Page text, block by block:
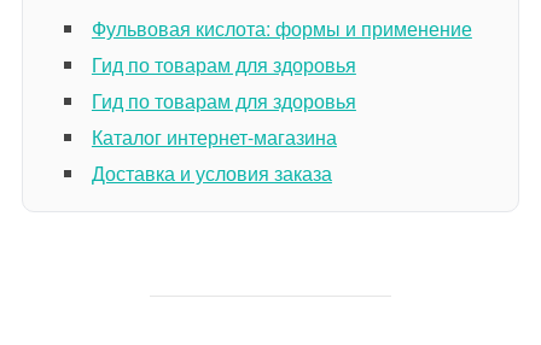
Фульвовая кислота: формы и применение
Гид по товарам для здоровья
Гид по товарам для здоровья
Каталог интернет-магазина
Доставка и условия заказа